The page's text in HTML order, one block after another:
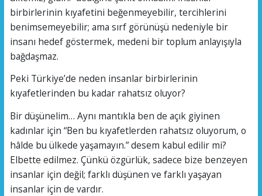
birbirlerinin kıyafetini beğenmeyebilir, tercihlerini
benimsemeyebilir; ama sırf görünüşü nedeniyle bir
insanı hedef göstermek, medeni bir toplum anlayışıyla
bağdaşmaz.
Peki Türkiye’de neden insanlar birbirlerinin
kıyafetlerinden bu kadar rahatsız oluyor?
Bir düşünelim… Aynı mantıkla ben de açık giyinen
kadınlar için “Ben bu kıyafetlerden rahatsız oluyorum, o
hâlde bu ülkede yaşamayın.” desem kabul edilir mi?
Elbette edilmez. Çünkü özgürlük, sadece bize benzeyen
insanlar için değil; farklı düşünen ve farklı yaşayan
insanlar için de vardır.